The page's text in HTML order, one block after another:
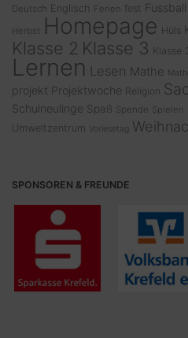
Deutsch Englisch Ferien fest Fussball
Herbst Homepage Hüls
Klasse 2 Klasse 3 Klasse
Lernen Lesen Mathe
projekt Projektwoche Religion
Schulneulinge Spaß Spende Spielen
Umweltzentrum Vorlesetag
SPONSOREN & FREUNDE